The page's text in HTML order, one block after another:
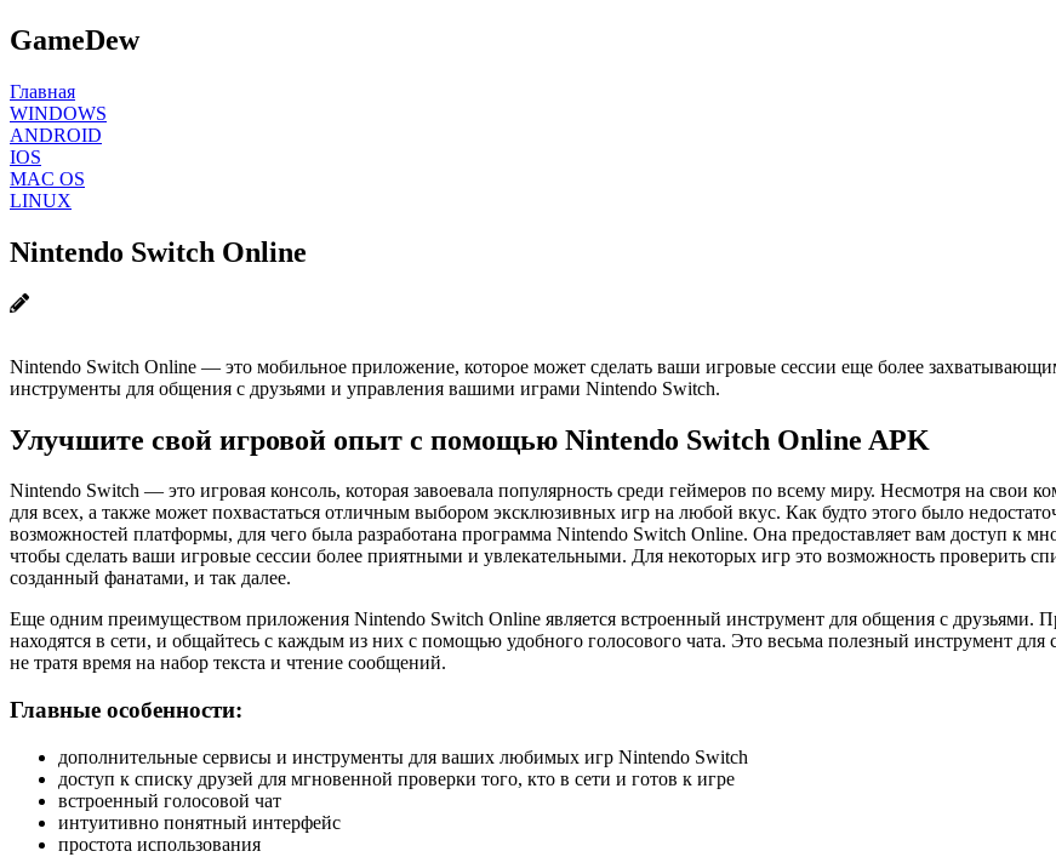
GameDew
Главная
WINDOWS
ANDROID
IOS
MAC OS
LINUX
Nintendo Switch Online
Nintendo Switch Online — это мобильное приложение, которое может сделать ваши игровые сессии еще более
инструменты для общения с друзьями и управления вашими играми Nintendo Switch.
Улучшите свой игровой опыт с помощью Nintendo Switch Online APK
Nintendo Switch — это игровая консоль, которая завоевала популярность среди геймеров по всему миру. Несмотря на свои
для всех, а также может похвастаться отличным выбором эксклюзивных игр на любой вкус. Как будто этого было
возможностей платформы, для чего была разработана программа Nintendo Switch Online. Она предоставляет вам доступ к
чтобы сделать ваши игровые сессии более приятными и увлекательными. Для некоторых игр это возможность проверить
созданный фанатами, и так далее.
Еще одним преимуществом приложения Nintendo Switch Online является встроенный инструмент для общения с друзьями.
находятся в сети, и общайтесь с каждым из них с помощью удобного голосового чата. Это весьма полезный инструмент
не тратя время на набор текста и чтение сообщений.
Главные особенности:
дополнительные сервисы и инструменты для ваших любимых игр Nintendo Switch
доступ к списку друзей для мгновенной проверки того, кто в сети и готов к игре
встроенный голосовой чат
интуитивно понятный интерфейс
простота использования